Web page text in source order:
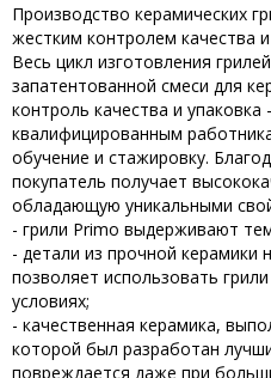
Производство керамических
жестким контролем качества
Весь цикл изготовления
запатентованной смеси для
контроль качества и упаковка
квалифицированным
обучение и стажировку.
покупатель получает
обладающую уникальными
- грили Primo выдерживают
- детали из прочной керамики
позволяет использовать
условиях;
- качественная керамика,
которой был разработан
повреждается даже при